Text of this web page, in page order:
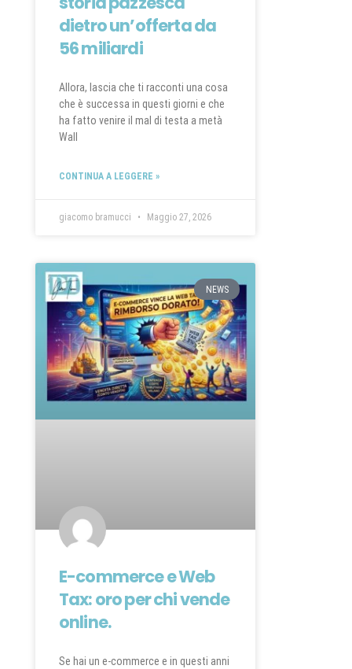
dietro un’offerta da
56 miliardi
Allora, lascia che ti racconti una cosa
che è successa in questi giorni e che
ha fatto venire il mal di testa a metà
Wall
CONTINUA A LEGGERE »
giacomo bramucci Maggio 27, 2026
NEWS
E-commerce e Web
Tax: oro per chi vende
online.
Se hai un e-commerce e in questi anni